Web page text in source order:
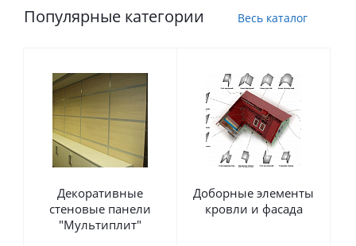
Популярные категории Весь каталог
Декоративные
стеновые панели
"Мультиплит"
Доборные элементы
кровли и фасада